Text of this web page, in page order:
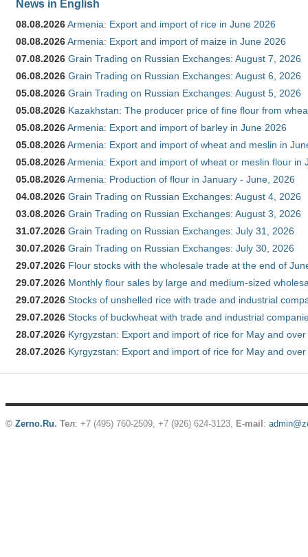
News in English
08.08.2026Armenia: Export and import of rice in June 2026
08.08.2026Armenia: Export and import of maize in June 2026
07.08.2026 Grain Trading on Russian Exchanges: August 7, 2026
06.08.2026 Grain Trading on Russian Exchanges: August 6, 2026
05.08.2026 Grain Trading on Russian Exchanges: August 5, 2026
05.08.2026 Kazakhstan: The producer price of fine flour from
05.08.2026Armenia: Export and import of barley in June 2026
05.08.2026Armenia: Export and import of wheat and meslin in
05.08.2026Armenia: Export and import of wheat or meslin flour in
05.08.2026Armenia: Production of flour in January - June, 2026
04.08.2026 Grain Trading on Russian Exchanges: August 4, 2026
03.08.2026 Grain Trading on Russian Exchanges: August 3, 2026
31.07.2026 Grain Trading on Russian Exchanges: July 31, 2026
30.07.2026 Grain Trading on Russian Exchanges: July 30, 2026
29.07.2026 Flour stocks with the wholesale trade at the end of
29.07.2026 Monthly flour sales by large and medium-sized
29.07.2026 Stocks of unshelled rice with trade and industrial
29.07.2026 Stocks of buckwheat with trade and industrial
28.07.2026 Kyrgyzstan: Export and import of rice for May and
28.07.2026 Kyrgyzstan: Export and import of rice for May and
© Zerno.Ru. Тел: +7 (495) 760-2509, +7 (926) 624-3123, E-mail :